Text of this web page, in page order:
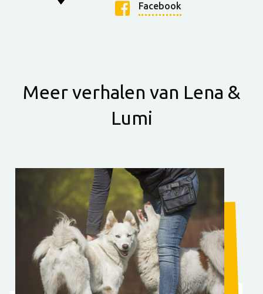
Facebook
Meer verhalen van Lena &
Lumi